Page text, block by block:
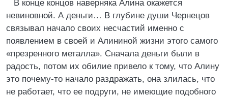
В конце концов наверняка Алина окажется
невиновной. А деньги… В глубине души Чернецов
связывал начало своих несчастий именно с
появлением в своей и Алининой жизни этого самого
«презренного металла». Сначала деньги были в
радость, потом их обилие привело к тому, что Алину
это почему-то начало раздражать, она злилась, что
не работает, что ее подруги, не имеющие подобного